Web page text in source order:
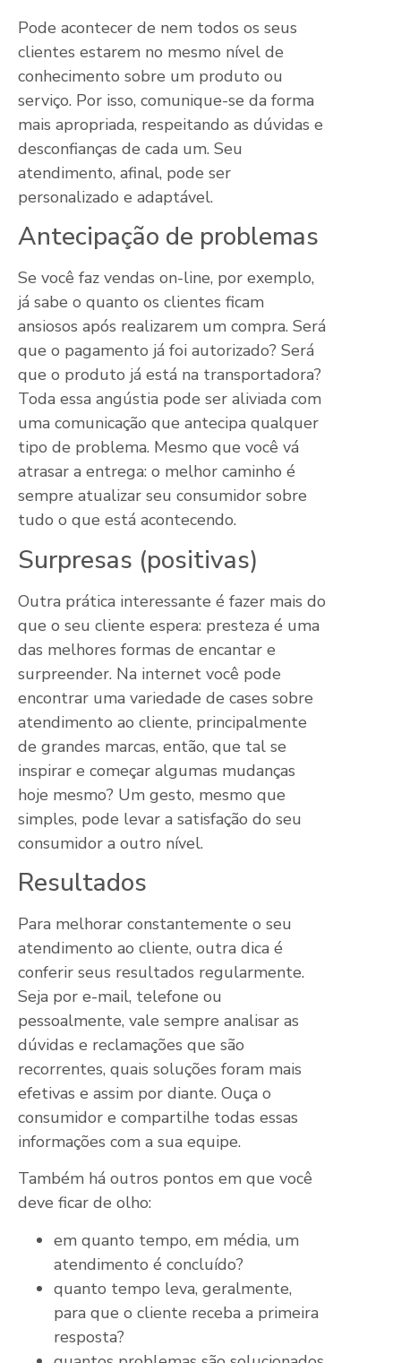
Pode acontecer de nem todos os seus
clientes estarem no mesmo nível de
conhecimento sobre um produto ou
serviço. Por isso, comunique-se da forma
mais apropriada, respeitando as dúvidas e
desconfianças de cada um. Seu
atendimento, afinal, pode ser
personalizado e adaptável.
Antecipação de problemas
Se você faz vendas on-line, por exemplo,
já sabe o quanto os clientes ficam
ansiosos após realizarem um compra. Será
que o pagamento já foi autorizado? Será
que o produto já está na transportadora?
Toda essa angústia pode ser aliviada com
uma comunicação que antecipa qualquer
tipo de problema. Mesmo que você vá
atrasar a entrega: o melhor caminho é
sempre atualizar seu consumidor sobre
tudo o que está acontecendo.
Surpresas (positivas)
Outra prática interessante é fazer mais do
que o seu cliente espera: presteza é uma
das melhores formas de encantar e
surpreender. Na internet você pode
encontrar uma variedade de cases sobre
atendimento ao cliente, principalmente
de grandes marcas, então, que tal se
inspirar e começar algumas mudanças
hoje mesmo? Um gesto, mesmo que
simples, pode levar a satisfação do seu
consumidor a outro nível.
Resultados
Para melhorar constantemente o seu
atendimento ao cliente, outra dica é
conferir seus resultados regularmente.
Seja por e-mail, telefone ou
pessoalmente, vale sempre analisar as
dúvidas e reclamações que são
recorrentes, quais soluções foram mais
efetivas e assim por diante. Ouça o
consumidor e compartilhe todas essas
informações com a sua equipe.
Também há outros pontos em que você
deve ficar de olho:
em quanto tempo, em média, um
atendimento é concluído?
quanto tempo leva, geralmente,
para que o cliente receba a primeira
resposta?